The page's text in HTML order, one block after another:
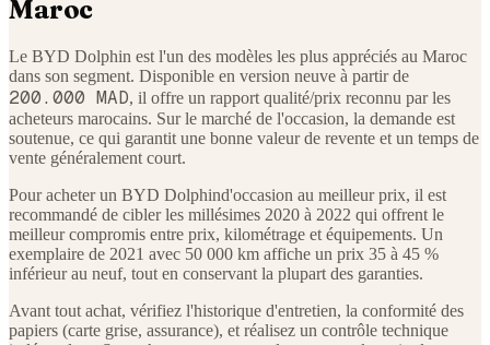
Maroc
Le BYD Dolphin est l'un des modèles les plus appréciés au Maroc
dans son segment. Disponible en version neuve à partir de
200.000 MAD, il offre un rapport qualité/prix reconnu par les
acheteurs marocains. Sur le marché de l'occasion, la demande est
soutenue, ce qui garantit une bonne valeur de revente et un temps de
vente généralement court.
Pour acheter un BYD Dolphind'occasion au meilleur prix, il est
recommandé de cibler les millésimes 2020 à 2022 qui offrent le
meilleur compromis entre prix, kilométrage et équipements. Un
exemplaire de 2021 avec 50 000 km affiche un prix 35 à 45 %
inférieur au neuf, tout en conservant la plupart des garanties.
Avant tout achat, vérifiez l'historique d'entretien, la conformité des
papiers (carte grise, assurance), et réalisez un contrôle technique